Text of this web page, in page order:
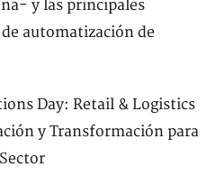
y las principales
automatización de